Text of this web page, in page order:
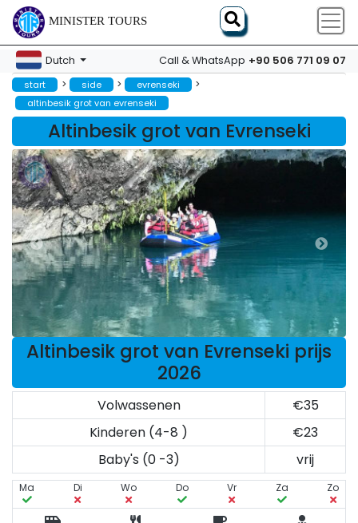
MINISTER TOURS
Dutch Call & WhatsApp +90 506 771 09 07
start > side > evrenseki >
altinbesik grot van evrenseki
Altinbesik grot van Evrenseki
Altinbesik grot van Evrenseki prijs
2026
Volwassenen
€35
Kinderen (4-8 )
€23
Baby's (0 -3)
vrij
Ma Di Wo Do Vr Za Zo